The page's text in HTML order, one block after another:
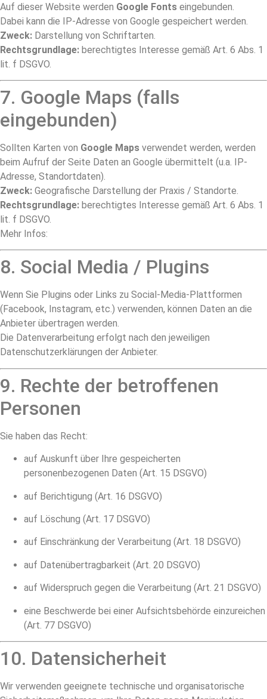
Auf dieser Website werden Google Fonts eingebunden.
Dabei kann die IP-Adresse von Google gespeichert werden.
Zweck: Darstellung von Schriftarten.
Rechtsgrundlage: berechtigtes Interesse gemäß Art. 6 Abs. 1
lit. f DSGVO.
7. Google Maps (falls
eingebunden)
Sollten Karten von Google Maps verwendet werden, werden
beim Aufruf der Seite Daten an Google übermittelt (u.a. IP-
Adresse, Standortdaten).
Zweck: Geografische Darstellung der Praxis / Standorte.
Rechtsgrundlage: berechtigtes Interesse gemäß Art. 6 Abs. 1
lit. f DSGVO.
Mehr Infos:
8. Social Media / Plugins
Wenn Sie Plugins oder Links zu Social-Media-Plattformen
(Facebook, Instagram, etc.) verwenden, können Daten an die
Anbieter übertragen werden.
Die Datenverarbeitung erfolgt nach den jeweiligen
Datenschutzerklärungen der Anbieter.
9. Rechte der betroffenen
Personen
Sie haben das Recht:
auf Auskunft über Ihre gespeicherten
personenbezogenen Daten (Art. 15 DSGVO)
auf Berichtigung (Art. 16 DSGVO)
auf Löschung (Art. 17 DSGVO)
auf Einschränkung der Verarbeitung (Art. 18 DSGVO)
auf Datenübertragbarkeit (Art. 20 DSGVO)
auf Widerspruch gegen die Verarbeitung (Art. 21 DSGVO)
eine Beschwerde bei einer Aufsichtsbehörde einzureichen
(Art. 77 DSGVO)
10. Datensicherheit
Wir verwenden geeignete technische und organisatorische